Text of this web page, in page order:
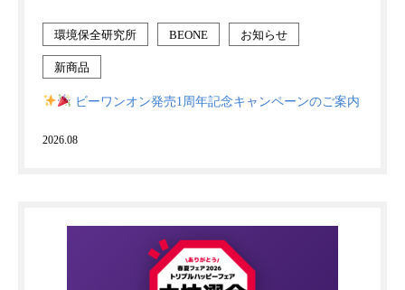
環境保全研究所 BEONE お知らせ
新商品
ビーワンオン発売1周年記念キャンペーンのご案内
2026.08